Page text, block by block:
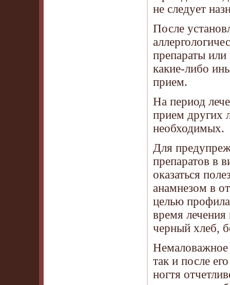
не следует
После
препараты
какие-либо
прием.
На период
прием других
необходимых.
Для
препаратов в
оказаться
анамнезом в
целью
время
черный хлеб,
Немаловажное
так и после
ногтя